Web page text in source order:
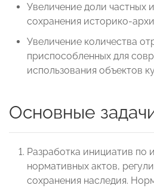
Увеличение доли частных
сохранения историко-
Увеличение количества
приспособленных для
использования объектов
Основные
Разработка инициатив по
нормативных актов,
сохранения наследия.